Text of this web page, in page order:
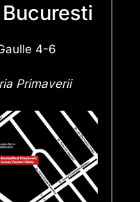
4-6
Primaverii